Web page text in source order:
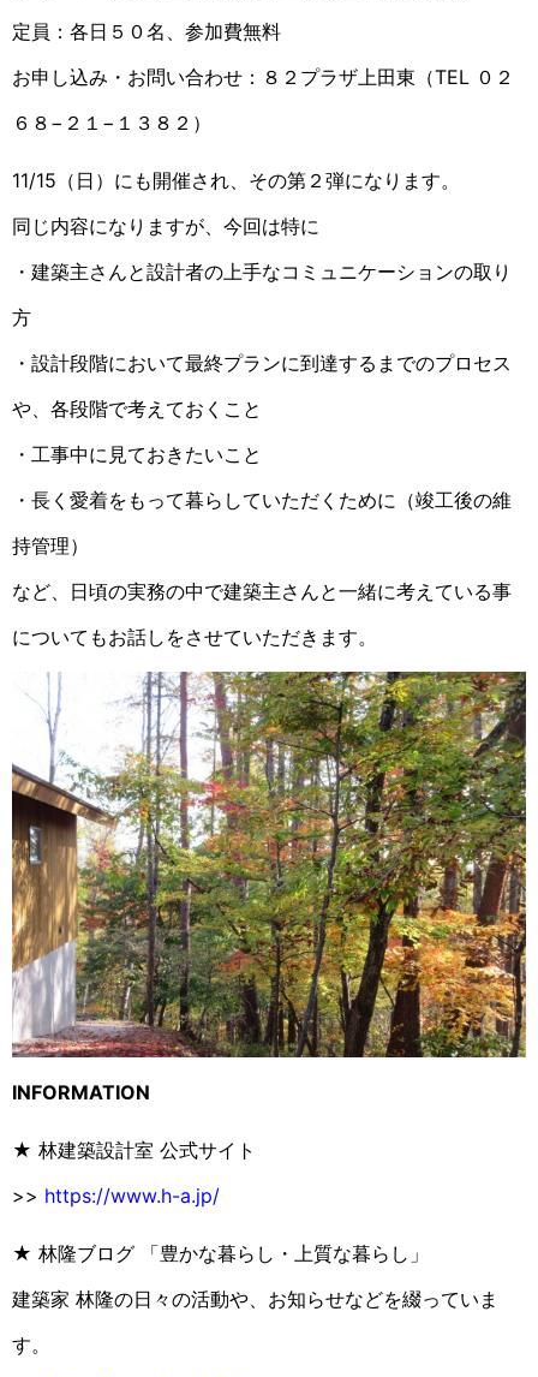
定員：各日５０名、参加費無料
お申し込み・お問い合わせ：８２プラザ上田東（TEL ０２
６８−２１−１３８２）
11/15（日）にも開催され、その第２弾になります。
同じ内容になりますが、今回は特に
・建築主さんと設計者の上手なコミュニケーションの取り
方
・設計段階において最終プランに到達するまでのプロセス
や、各段階で考えておくこと
・工事中に見ておきたいこと
・長く愛着をもって暮らしていただくために（竣工後の維
持管理）
など、日頃の実務の中で建築主さんと一緒に考えている事
についてもお話しをさせていただきます。
INFORMATION
★ 林建築設計室 公式サイト
>> https://www.h-a.jp/
★ 林隆ブログ 「豊かな暮らし・上質な暮らし」
建築家 林隆の日々の活動や、お知らせなどを綴っていま
す。